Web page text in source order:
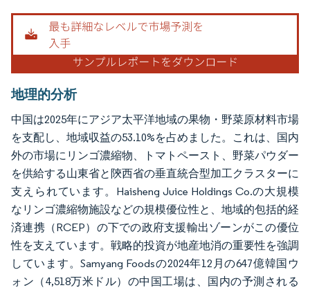
地理的分析
中国は2025年にアジア太平洋地域の果物・野菜原材料市場
を支配し、地域収益の53.10%を占めました。これは、国内
外の市場にリンゴ濃縮物、トマトペースト、野菜パウダー
を供給する山東省と陝西省の垂直統合型加工クラスターに
支えられています。Haisheng Juice Holdings Co.の大規模
なリンゴ濃縮物施設などの規模優位性と、地域的包括的経
済連携（RCEP）の下での政府支援輸出ゾーンがこの優位
性を支えています。戦略的投資が地産地消の重要性を強調
しています。Samyang Foodsの2024年12月の647億韓国ウ
ォン（4,518万米ドル）の中国工場は、国内の予測される